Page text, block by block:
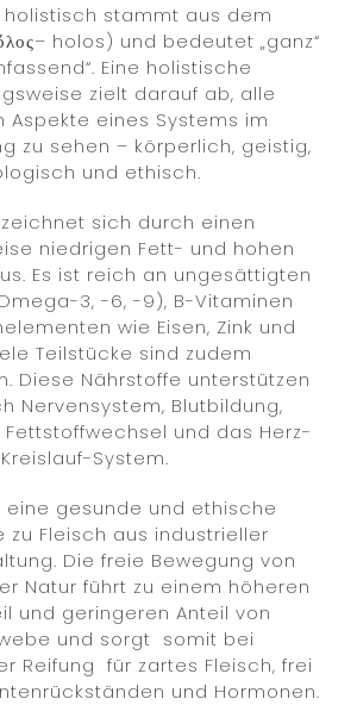
holistisch stammt aus dem
– holos) und bedeutet „ganz“
Eine holistische
zielt darauf ab, alle
Aspekte eines Systems im
zu sehen – körperlich, geistig,
und ethisch.
sich durch einen
niedrigen Fett- und hohen
Es ist reich an ungesättigten
3, -6, -9), B-Vitaminen
wie Eisen, Zink und
Teilstücke sind zudem
Diese Nährstoffe unterstützen
Nervensystem, Blutbildung,
Fettstoffwechsel und das Herz-
Kreislauf-System.
eine gesunde und ethische
zu Fleisch aus industrieller
Die freie Bewegung von
Natur führt zu einem höheren
und geringeren Anteil von
und sorgt somit bei
Reifung für zartes Fleisch, frei
und Hormonen.